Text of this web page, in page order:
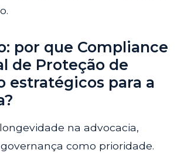
por que Compliance
de Proteção de
estratégicos para a
na advocacia,
como prioridade.